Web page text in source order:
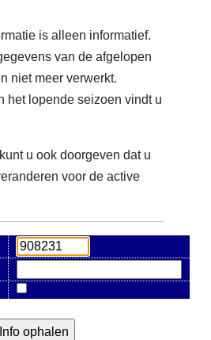
is alleen informatief.
van de afgelopen
niet meer verwerkt.
het lopende seizoen vindt u
u ook doorgeven dat u
voor de active